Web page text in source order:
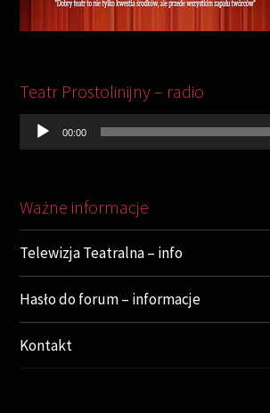
Teatr Prostolinijny – radio
plików
dźwiękowych
00:00
Ważne informacje
Telewizja Teatralna – info
Hasło do forum – informacje
Kontakt